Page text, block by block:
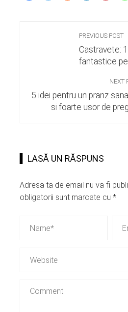
PREVIOUS POST
Castravete:
fantastice
NEXT
5 idei pentru un pranz
si foarte usor de
LASĂ UN RĂSPUNS
Adresa ta de email nu va fi
obligatorii sunt marcate cu *